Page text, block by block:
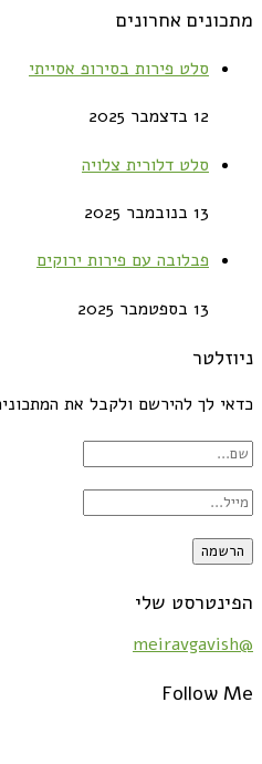
מתכונים אחרונים
סלט פירות בסירופ אסייתי
12 בדצמבר 2025
סלט דלורית צלויה
13 בנובמבר 2025
פבלובה עם פירות ירוקים
13 בספטמבר 2025
ניוזלטר
כדאי לך להירשם ולקבל את
הפינטרסט שלי
@meiravgavish
Follow Me